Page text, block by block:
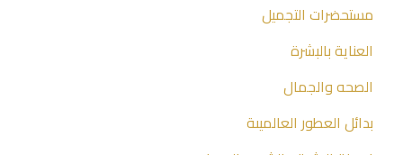
مستحضرات التجميل
العناية بالبشرة
الصحه والجمال
بدائل العطور العالميىة